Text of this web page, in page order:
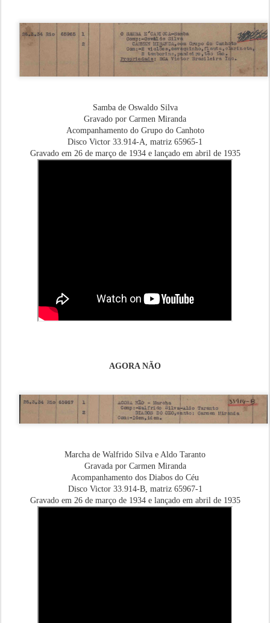
Samba de Oswaldo Silva
Gravado por Carmen Miranda
Acompanhamento do Grupo do Canhoto
Disco Victor 33.914-A, matriz 65965-1
Gravado em 26 de março de 1934 e lançado em abril de 1935
AGORA NÃO
Marcha de Walfrido Silva e Aldo Taranto
Gravada por Carmen Miranda
Acompanhamento dos Diabos do Céu
Disco Victor 33.914-B, matriz 65967-1
Gravado em 26 de março de 1934 e lançado em abril de 1935